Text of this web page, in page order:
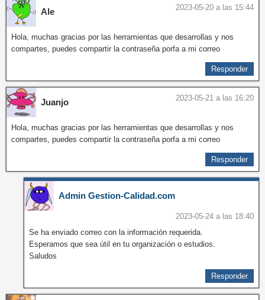
Ale 2023-05-20 a las 15:44
Hola, muchas gracias por las herramientas que desarrollas y nos
compartes, puedes compartir la contraseña porfa a mi correo
Responder
Juanjo 2023-05-21 a las 16:20
Hola, muchas gracias por las herramientas que desarrollas y nos
compartes, puedes compartir la contraseña porfa a mi correo
Responder
Admin Gestion-Calidad.com
2023-05-24 a las 18:40
Se ha enviado correo con la información requerida.
Esperamos que sea útil en tu organización o estudios.
Saludos
Responder